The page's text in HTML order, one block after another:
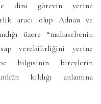
dini görevin yerine
aracı olup Adnan ve
üzere “muhasebenin
verebilirliğini yerine
bilgisinin bireylerin
kıldığı anlamına